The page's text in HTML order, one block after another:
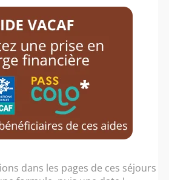
Jet Skiing
dans les pages de ces séjours